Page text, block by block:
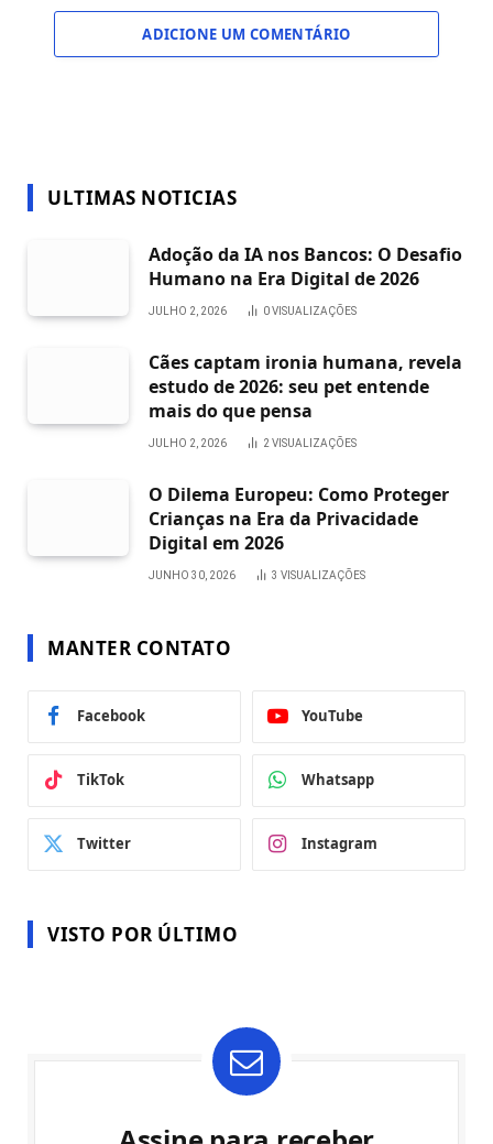
ADICIONE UM COMENTÁRIO
ULTIMAS NOTICIAS
Adoção da IA nos Bancos: O Desafio
Humano na Era Digital de 2026
JULHO 2, 2026 0VISUALIZAÇÕES
Cães captam ironia humana, revela
estudo de 2026: seu pet entende
mais do que pensa
JULHO 2, 2026 2 VISUALIZAÇÕES
O Dilema Europeu: Como Proteger
Crianças na Era da Privacidade
Digital em 2026
JUNHO 30, 2026 3 VISUALIZAÇÕES
MANTER CONTATO
Facebook YouTube
TikTok Whatsapp
Twitter Instagram
VISTO POR ÚLTIMO